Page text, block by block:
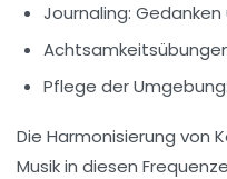
Journaling: Gedanken
Pflege der Umgebung:
Die Harmonisierung von
Musik in diesen